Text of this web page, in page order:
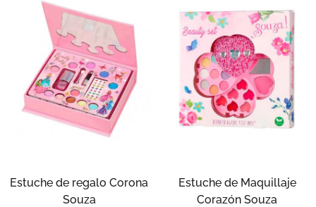
Estuche de regalo Corona
Souza
Estuche de Maquillaje
Corazón Souza